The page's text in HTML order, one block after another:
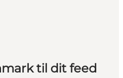
til dit feed